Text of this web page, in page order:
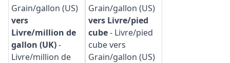
Grain/gallon (US)
vers
Livre/million de
gallon (UK)-
Livre/million de
Grain/gallon (US)
vers Livre/pied
cube- Livre/pied
cube vers
Grain/gallon (US)